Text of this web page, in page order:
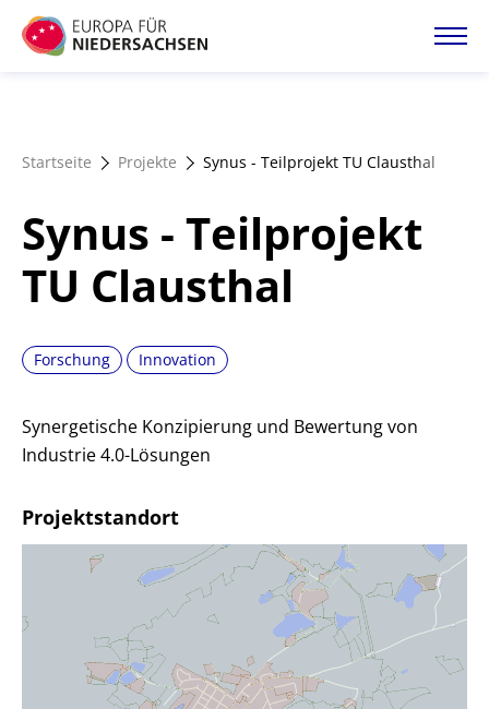
Direkt
zum
Förderangebote
Startseite Projekte Synus - Teilprojekt TU Clausthal
Synus - Teilprojekt
TU Clausthal
Forschung Innovation
Synergetische Konzipierung und Bewertung von
Industrie 4.0-Lösungen
Projektstandort